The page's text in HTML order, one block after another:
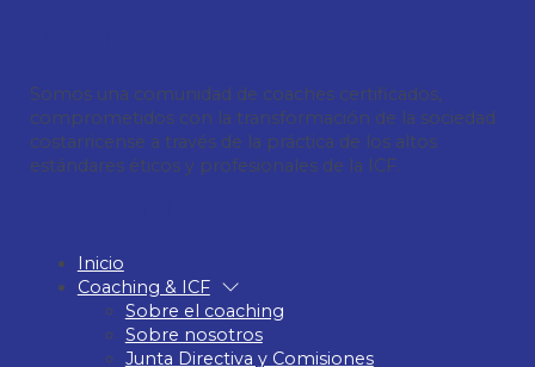
Somos una comunidad de coaches certificados,
comprometidos con la transformación de la sociedad
costarricense a través de la práctica de los altos
estándares éticos y profesionales de la ICF.
Inicio
Coaching & ICF
Sobre el coaching
Sobre nosotros
Junta Directiva y Comisiones